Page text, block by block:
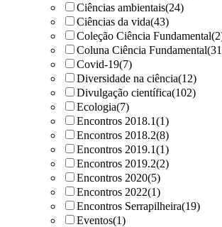
Ciências ambientais(24)
Ciências da vida(43)
Coleção Ciência Fundamental
Coluna Ciência Fundamental
Covid-19(7)
Diversidade na ciência(12)
Divulgação científica(102)
Ecologia(7)
Encontros 2018.1(1)
Encontros 2018.2(8)
Encontros 2019.1(1)
Encontros 2019.2(2)
Encontros 2020(5)
Encontros 2022(1)
Encontros Serrapilheira(19)
Eventos(1)